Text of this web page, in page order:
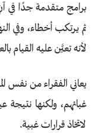
برامج متقدمة جدًا في
ثم يرتكب أخطاء، وفي
لأنه تعيَّن عليه القيام
يعاني الفقراء من نفس
غبائهم، ولكنها
لاتخاذ قرارات غبية.